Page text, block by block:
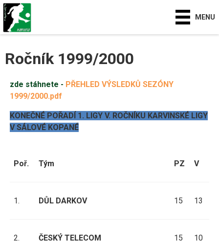
MENU
Ročník 1999/2000
zde stáhnete - PŘEHLED VÝSLEDKŮ SEZÓNY
1999/2000.pdf
KONEČNÉ POŘADÍ 1. LIGY V. ROČNÍKU KARVINSKÉ LIGY
V SÁLOVÉ KOPANÉ
Poř. Tým PZ V
1. DŮL DARKOV 15 13
2. ČESKÝ TELECOM 15 10